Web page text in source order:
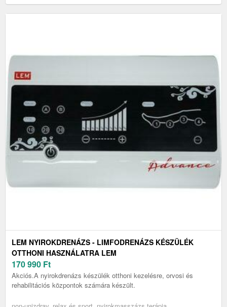
LEM NYIROKDRENÁZS - LIMFODRENÁZS KÉSZÜLÉK
OTTHONI HASZNÁLATRA LEM
170 990 Ft
Akciós.A nyirokdrenázs készülék otthoni kezelésre, orvosi és
rehabilitációs központok számára készült.